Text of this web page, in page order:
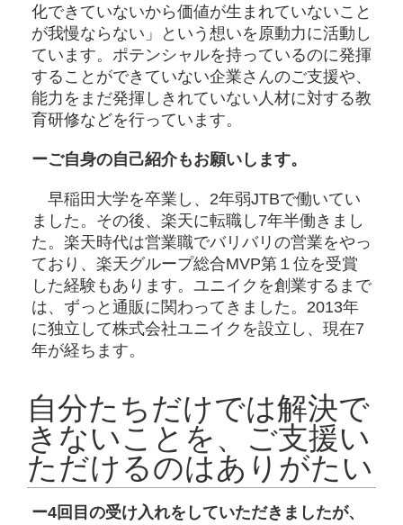
化できていないから価値が生まれていないこと
が我慢ならない」という想いを原動力に活動し
ています。ポテンシャルを持っているのに発揮
することができていない企業さんのご支援や、
能力をまだ発揮しきれていない人材に対する教
育研修などを行っています。
ーご自身の自己紹介もお願いします。
早稲田大学を卒業し、2年弱JTBで働いてい
ました。その後、楽天に転職し7年半働きまし
た。楽天時代は営業職でバリバリの営業をやっ
ており、楽天グループ総合MVP第１位を受賞
した経験もあります。ユニイクを創業するまで
は、ずっと通販に関わってきました。2013年
に独立して株式会社ユニイクを設立し、現在7
年が経ちます。
自分たちだけでは解決で
きないことを、ご支援い
ただけるのはありがたい
ー4回目の受け入れをしていただきましたが、